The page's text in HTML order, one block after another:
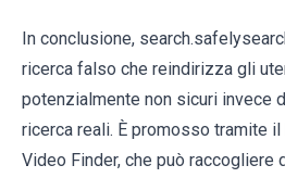
In conclusione,
ricerca falso che reindirizza gli
potenzialmente non sicuri invece
ricerca reali. È promosso tramite
Video Finder, che può raccogliere